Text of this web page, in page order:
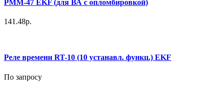
РММ-47 EKF (для ВА с опломбировкой)
141.48р.
Реле времени RT-10 (10 устанавл. функц.) EKF
По запросу